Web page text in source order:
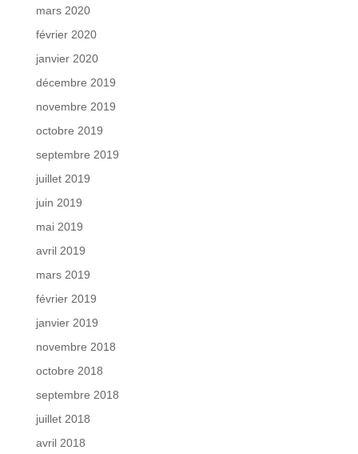
mars 2020
février 2020
janvier 2020
décembre 2019
novembre 2019
octobre 2019
septembre 2019
juillet 2019
juin 2019
mai 2019
avril 2019
mars 2019
février 2019
janvier 2019
novembre 2018
octobre 2018
septembre 2018
juillet 2018
avril 2018